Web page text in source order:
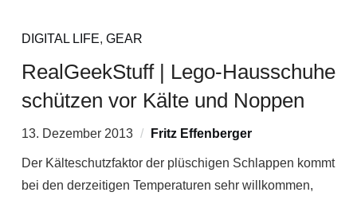
DIGITAL LIFE, GEAR
RealGeekStuff | Lego-Hausschuhe
schützen vor Kälte und Noppen
13. Dezember 2013 Fritz Effenberger
Der Kälteschutzfaktor der plüschigen Schlappen kommt
bei den derzeitigen Temperaturen sehr willkommen,